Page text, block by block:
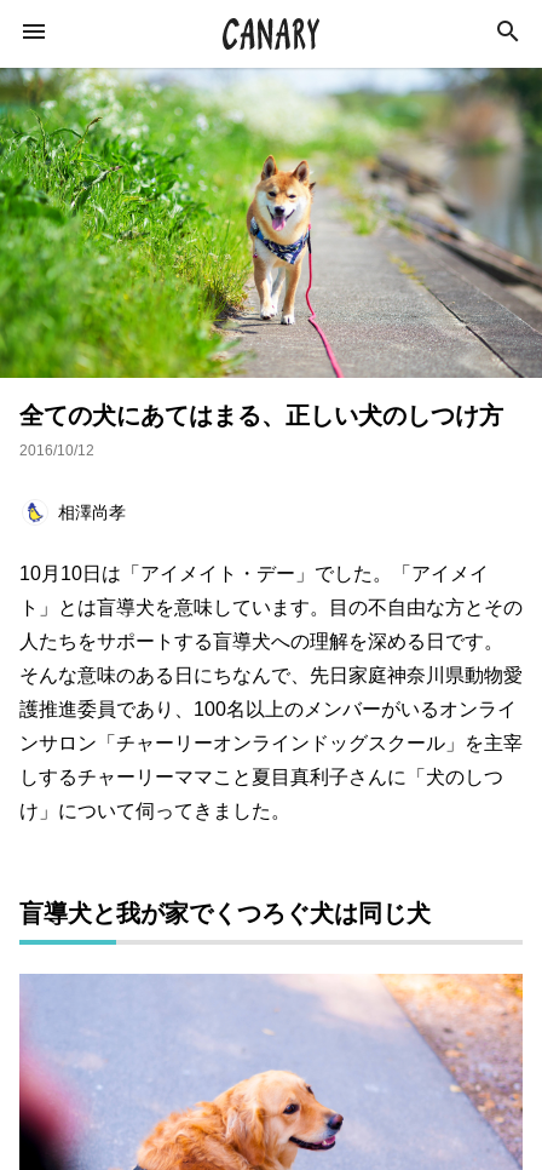
KEYWORD
キーワード
カルチャー 学び ラジオ イベント
ライフスタイル ビジネス インタビュー
エンターテインメント スキルアップ
猪瀬直樹
恋愛 政治 占い BOOK ネイル
スピリチュアル おすすめサロン オフ会
オフ会レポート タレント 結婚 読書
仕事術 ファンクラブ
キーワード一覧
全ての犬にあてはまる、正しい犬のしつけ方
2016/10/12
相澤尚孝
10月10日は「アイメイト・デー」でした。「アイメイ
ト」とは盲導犬を意味しています。目の不自由な方とその
人たちをサポートする盲導犬への理解を深める日です。
そんな意味のある日にちなんで、先日家庭神奈川県動物愛
護推進委員であり、100名以上のメンバーがいるオンライ
ンサロン「チャーリーオンラインドッグスクール」を主宰
しするチャーリーママこと夏目真利子さんに「犬のしつ
け」について伺ってきました。
盲導犬と我が家でくつろぐ犬は同じ犬